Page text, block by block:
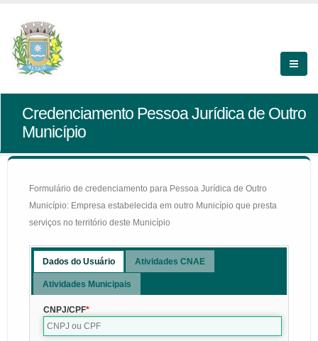
Credenciamento Pessoa Jurídica de Outro
Município
Formulário de credenciamento para Pessoa Jurídica de Outro
Município: Empresa estabelecida em outro Município que presta
serviços no território deste Município
Dados do Usuário Atividades CNAE
Atividades Municipais
CNPJ/CPF